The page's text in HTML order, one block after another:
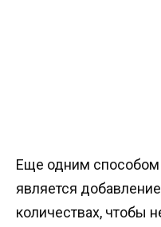
Еще одним способом
является
количествах, чтобы